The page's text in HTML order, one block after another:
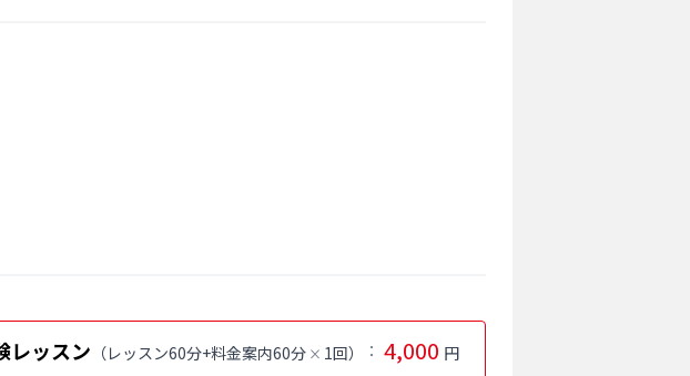
レッスン （レッスン60分+料金案内60分 × 1回） ： 4,000 円